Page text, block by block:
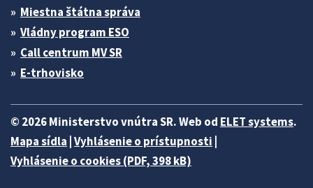
Miestna štátna správa
Vládny program ESO
Call centrum MV SR
E-trhovisko
© 2026 Ministerstvo vnútra SR. Web od ELET systems.
Mapa sídla Vyhlásenie o prístupnosti
Vyhlásenie o cookies (PDF, 398 kB)